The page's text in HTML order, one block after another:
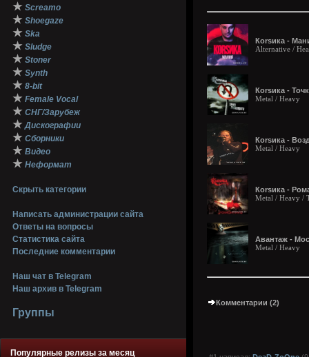
★ Screamo
★ Shoegaze
★ Ska
★ Sludge
★ Stoner
★ Synth
★ 8-bit
★ Female Vocal
★ СНГ/Зарубеж
★ Дискографии
★ Сборники
★ Видео
★ Неформат
Скрыть категории
Написать администрации сайта
Ответы на вопросы
Статистика сайта
Последние комментарии
Наш чат в Telegram
Наш архив в Telegram
Группы
Популярные релизы за месяц
Коrsика -
Alternative /
Коrsика -
Metal / Heavy
Коrsика -
Metal / Heavy
Коrsика -
Metal / Heavy /
Авантаж -
Metal / Heavy
Комментарии (2)